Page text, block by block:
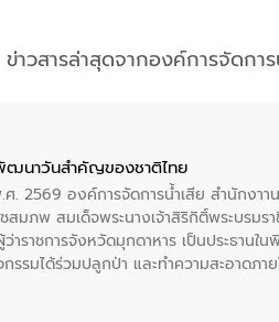
ข่าวสารล่าสุดจากองค์การจัดการ
ฒนาวันสําคัญของชาติไทย
2569 องค์การจัดการน้ำเสีย สำนักงา
สมภพ สมเด็จพระนางเจ้าสิริกิติ์พระบร
ราชการจังหวัดมุกดาหาร เป็นประธานใ
กรรมได้ร่วมปลูกป่า และทําความสะอาดภ
ระบรมราชชนนีพันปีหลวง พร้อมถวายสัจ